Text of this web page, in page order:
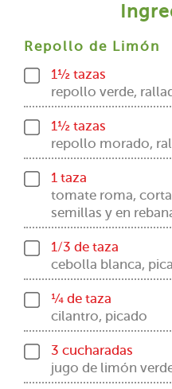
Repollo de Limón
1½ tazas
repollo verde,
1½ tazas
repollo morado,
1 taza
tomate roma,
semillas y en
1/3 de taza
cebolla blanca,
¼ de taza
cilantro, picado
3 cucharadas
jugo de limón